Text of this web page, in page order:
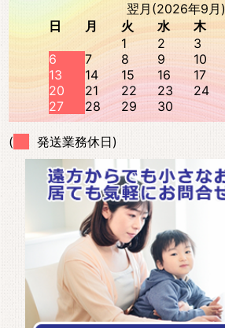
翌月(2026年9月)
日
月 火 水 木
1
2 3
6
7 8 9 10
13
14 15 16 17
20
21 22 23 24
27
28 29 30
( 発送業務休日)